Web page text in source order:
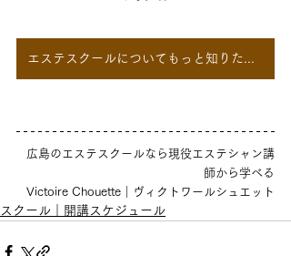
エステスクールについてもっと知りたい！
広島のエステスクールなら現役エステシャン講
師から学べる
Victoire Chouette｜ヴィクトワールシュエット
スクール｜開講スケジュール